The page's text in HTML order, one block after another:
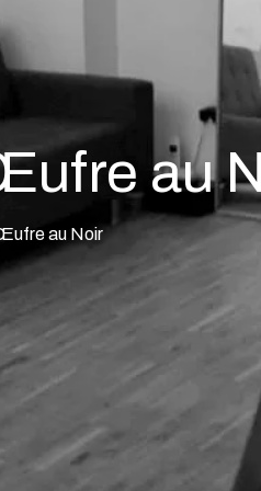
au
au Noir